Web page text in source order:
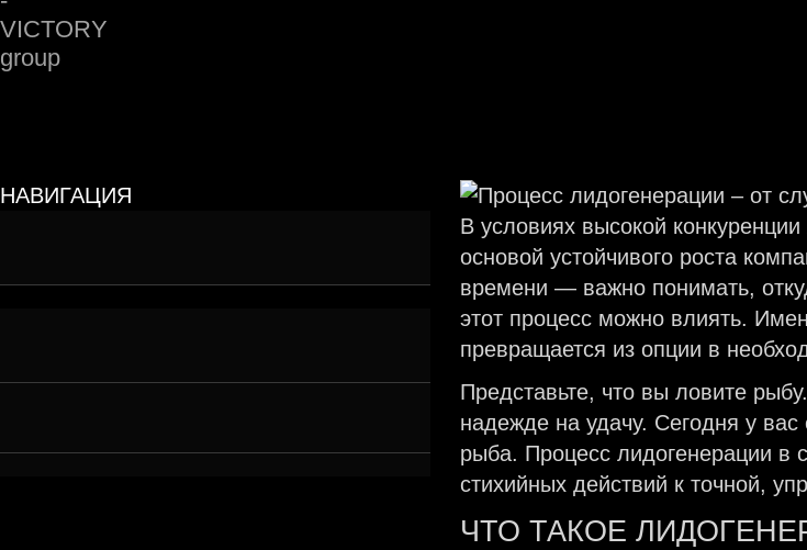
НАВИГАЦИЯ
В условиях высокой
основой устойчивого роста
времени — важно понимать,
этот процесс можно влиять.
превращается из опции в
Представьте, что вы ловите
надежде на удачу. Сегодня у
рыба. Процесс лидогенерации
стихийных действий к точной,
ЧТО ТАКОЕ